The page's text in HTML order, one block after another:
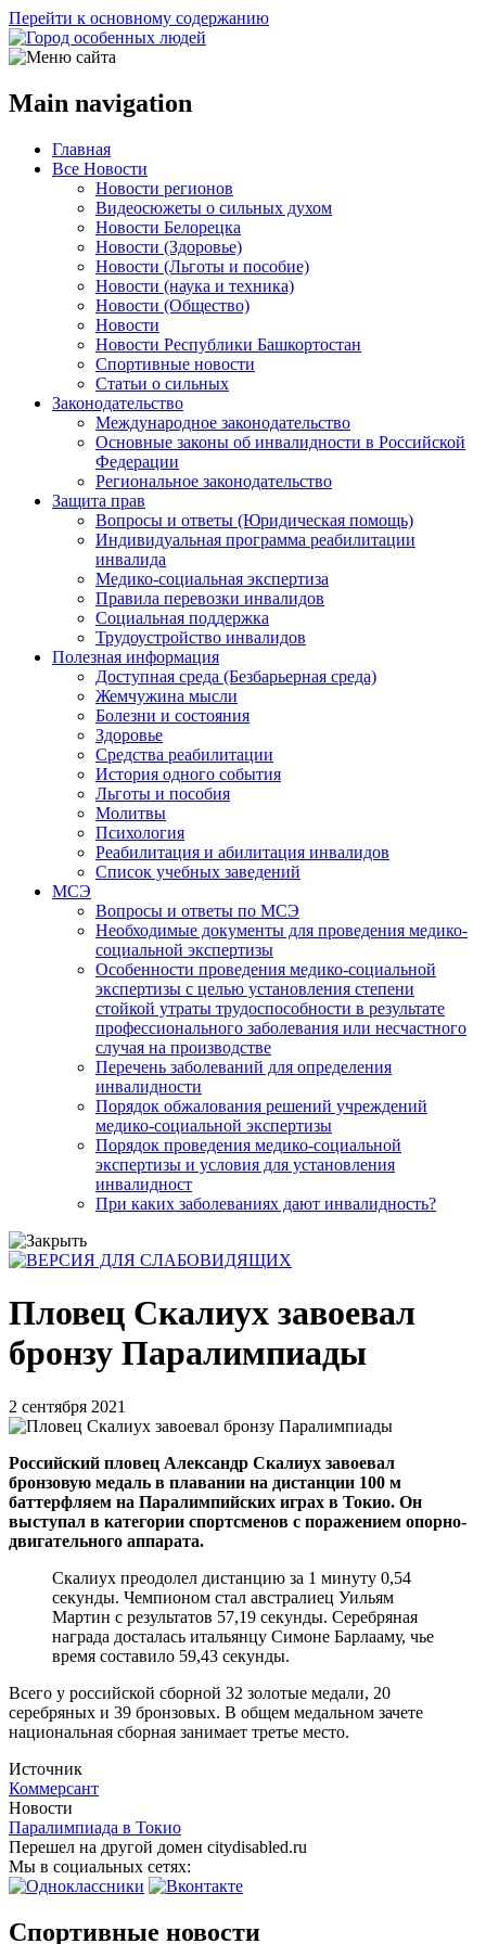
Перейти к основному содержанию
Main navigation
Главная
Все Новости
Новости регионов
Видеосюжеты о сильных духом
Новости Белорецка
Новости (Здоровье)
Новости (Льготы и пособие)
Новости (наука и техника)
Новости (Общество)
Новости
Новости Республики Башкортостан
Спортивные новости
Статьи о сильных
Законодательство
Международное законодательство
Основные законы об инвалидности в Российской
Федерации
Региональное законодательство
Защита прав
Вопросы и ответы (Юридическая помощь)
Индивидуальная программа реабилитации
инвалида
Медико-социальная экспертиза
Правила перевозки инвалидов
Социальная поддержка
Трудоустройство инвалидов
Полезная информация
Доступная среда (Безбарьерная среда)
Жемчужина мысли
Болезни и состояния
Здоровье
Средства реабилитации
История одного события
Льготы и пособия
Молитвы
Психология
Реабилитация и абилитация инвалидов
Список учебных заведений
МСЭ
Вопросы и ответы по МСЭ
Необходимые документы для проведения медико-
социальной экспертизы
Особенности проведения медико-социальной
экспертизы с целью установления степени
стойкой утраты трудоспособности в результате
профессионального заболевания или несчастного
случая на производстве
Перечень заболеваний для определения
инвалидности
Порядок обжалования решений учреждений
медико-социальной экспертизы
Порядок проведения медико-социальной
экспертизы и условия для установления
инвалидност
При каких заболеваниях дают инвалидность?
Пловец Скалиух завоевал
бронзу Паралимпиады
2 сентября 2021
Российский пловец Александр Скалиух завоевал
бронзовую медаль в плавании на дистанции 100 м
баттерфляем на Паралимпийских играх в Токио. Он
выступал в категории спортсменов с поражением опорно-
двигательного аппарата.
Скалиух преодолел дистанцию за 1 минуту 0,54
секунды. Чемпионом стал австралиец Уильям
Мартин с результатов 57,19 секунды. Серебряная
награда досталась итальянцу Симоне Барлааму, чье
время составило 59,43 секунды.
Всего у российской сборной 32 золотые медали, 20
серебряных и 39 бронзовых. В общем медальном зачете
национальная сборная занимает третье место.
Источник
Коммерсант
Новости
Паралимпиада в Токио
Перешел на другой домен citydisabled.ru
Мы в социальных сетях:
Спортивные новости